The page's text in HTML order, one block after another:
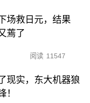
场救日元，结果
蔫了
阅读 11547
现实，东大机器狼
！